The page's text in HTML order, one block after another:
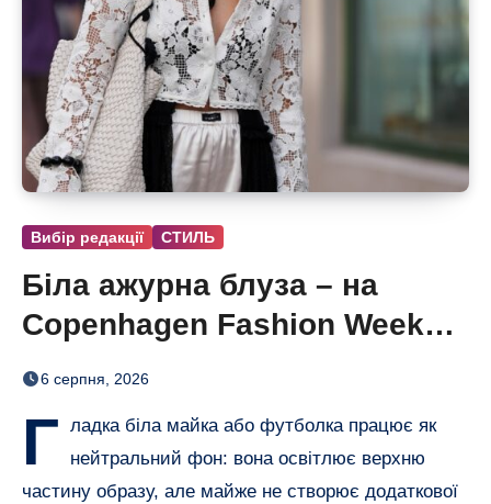
Вибір редакції СТИЛЬ
Біла ажурна блуза – на
Copenhagen Fashion Week
показали тренд цього літа
6 серпня, 2026
Г ладка біла майка або футболка працює як
нейтральний фон: вона освітлює верхню
частину образу, але майже не створює додаткової